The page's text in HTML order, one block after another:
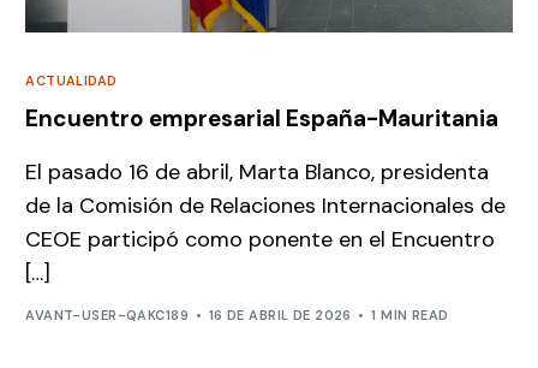
ACTUALIDAD
Encuentro empresarial España-Mauritania
El pasado 16 de abril, Marta Blanco, presidenta
de la Comisión de Relaciones Internacionales de
CEOE participó como ponente en el Encuentro
[…]
AVANT-USER-QAKC189 16 DE ABRIL DE 2026 1 MIN READ